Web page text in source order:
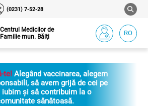
(0231) 7-52-28
Centrul Medicilor de
Familie mun. Bălți
RO
te! Alegând vaccinarea, alegem
să avem grijă de cei pe
iubim și să contribuim la o
sănătoasă.